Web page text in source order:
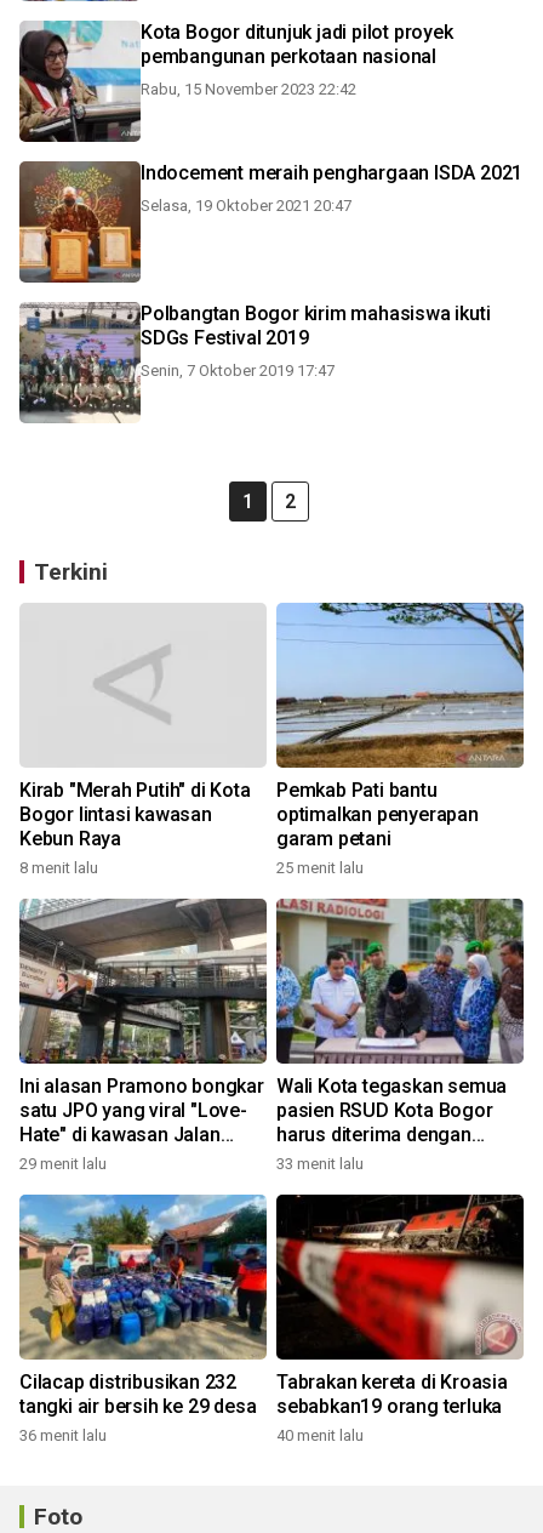
Kota Bogor ditunjuk jadi pilot proyek
pembangunan perkotaan nasional
Rabu, 15 November 2023 22:42
Indocement meraih penghargaan ISDA 2021
Selasa, 19 Oktober 2021 20:47
Polbangtan Bogor kirim mahasiswa ikuti
SDGs Festival 2019
Senin, 7 Oktober 2019 17:47
1 2
Terkini
Kirab "Merah Putih" di Kota
Bogor lintasi kawasan
Kebun Raya
8 menit lalu
Pemkab Pati bantu
optimalkan penyerapan
garam petani
25 menit lalu
Ini alasan Pramono bongkar
satu JPO yang viral "Love-
Hate" di kawasan Jalan
Rasuna Said
29 menit lalu
Wali Kota tegaskan semua
pasien RSUD Kota Bogor
harus diterima dengan
profesional
33 menit lalu
Cilacap distribusikan 232
tangki air bersih ke 29 desa
36 menit lalu
Tabrakan kereta di Kroasia
sebabkan19 orang terluka
40 menit lalu
Foto